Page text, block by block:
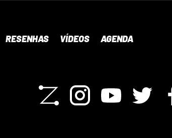
RESENHAS VÍDEOS AGENDA